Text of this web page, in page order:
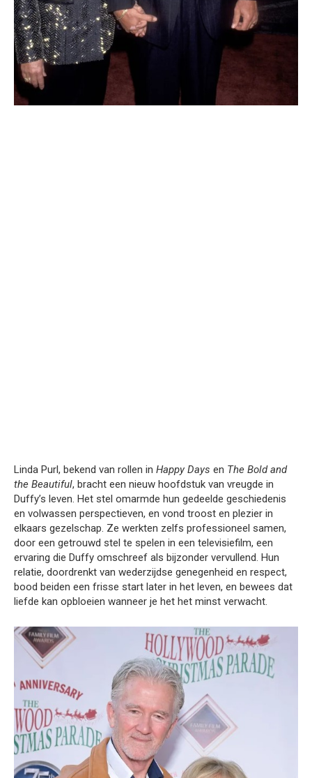
Linda Purl, bekend van rollen in Happy Days en The Bold and
the Beautiful, bracht een nieuw hoofdstuk van vreugde in
Duffy’s leven. Het stel omarmde hun gedeelde geschiedenis
en volwassen perspectieven, en vond troost en plezier in
elkaars gezelschap. Ze werkten zelfs professioneel samen,
door een getrouwd stel te spelen in een televisiefilm, een
ervaring die Duffy omschreef als bijzonder vervullend. Hun
relatie, doordrenkt van wederzijdse genegenheid en respect,
bood beiden een frisse start later in het leven, en bewees dat
liefde kan opbloeien wanneer je het het minst verwacht.